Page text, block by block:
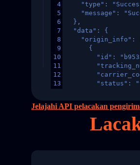
4
5
6
7
8
9
10
11
12
13
16
"type":
"message":
  },
  "data": {
    "origin_info": [
      {
"id":
"status":
"weblink":
"phone":
Jelajahi API pelacakan